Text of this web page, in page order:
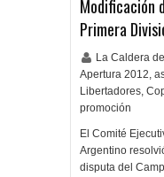
Modificación
Primera
La Caldera
Apertura 2012,
Libertadores,
promoción
El Comité
Argentino
disputa del